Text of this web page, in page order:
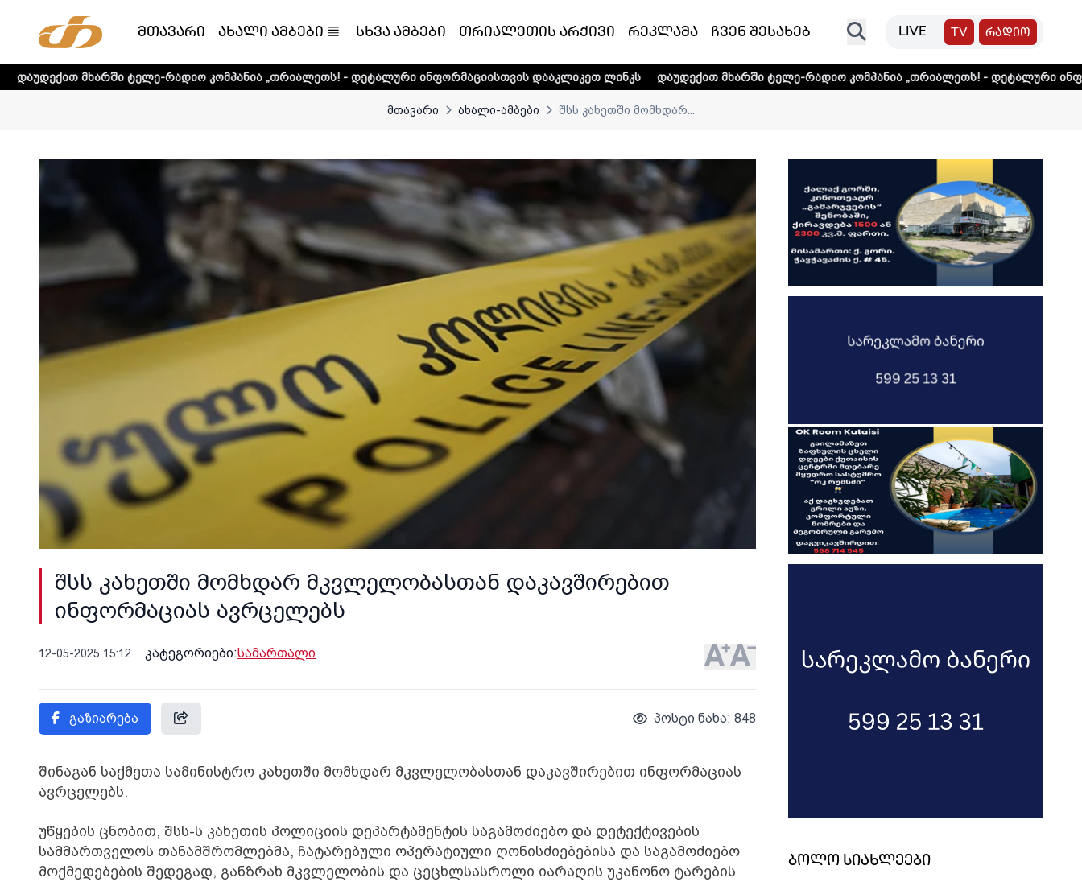
მთავარი ახალი ამბები სხვა ამბები თრიალეთის არქივი რეკლამა ჩვენ შესახებ LIVE TV რადიო
ტელე-რადიო კომპანია „თრიალეთს! - დეტალური ინფორმაციისთვის დააკლიკეთ ლინკს დაუდექით მხარში ტელე-რადიო კომპანია „თრიალეთს! - დეტალური ინფორმაციისთვის
მთავარი ახალი-ამბები შსს კახეთში მომხდარ...
შსს კახეთში მომხდარ მკვლელობასთან დაკავშირებით
ინფორმაციას ავრცელებს
12-05-2025 15:12 კატეგორიები:სამართალი
გაზიარება პოსტი ნახა: 848
შინაგან საქმეთა სამინისტრო კახეთში მომხდარ მკვლელობასთან დაკავშირებით ინფორმაციას
ავრცელებს.
უწყების ცნობით, შსს-ს კახეთის პოლიციის დეპარტამენტის საგამოძიებო და დეტექტივების
სამმართველოს თანამშრომლებმა, ჩატარებული ოპერატიული ღონისძიებებისა და საგამოძიებო
მოქმედებების შედეგად, განზრახ მკვლელობის და ცეცხლსასროლი იარაღის უკანონო ტარების
ბოლო სიახლეები